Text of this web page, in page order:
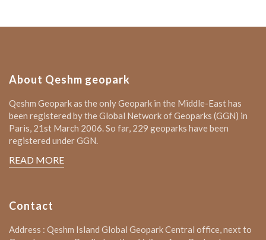
About Qeshm geopark
Qeshm Geopark as the only Geopark in the Middle-East has
been registered by the Global Network of Geoparks (GGN) in
Paris, 21st March 2006. So far, 229 geoparks have been
registered under GGN.
READ MORE
Contact
Address : Qeshm Island Global Geopark Central office, next to